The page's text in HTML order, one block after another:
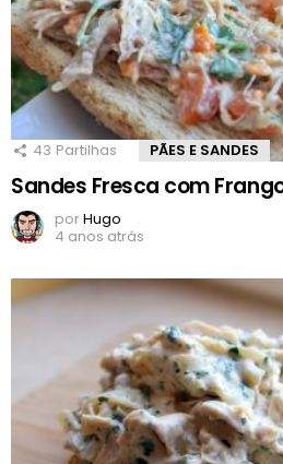
43 Partilhas PÃES E SANDES
Sandes Fresca com
porHugo
4 anos atrás